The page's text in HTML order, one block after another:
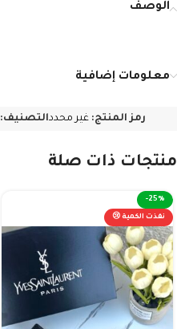
الوصف
معلومات إضافية
رمز المنتج:غير محددالتصنيف:
منتجات ذات صلة
-25%
نفذت الكمية 😢